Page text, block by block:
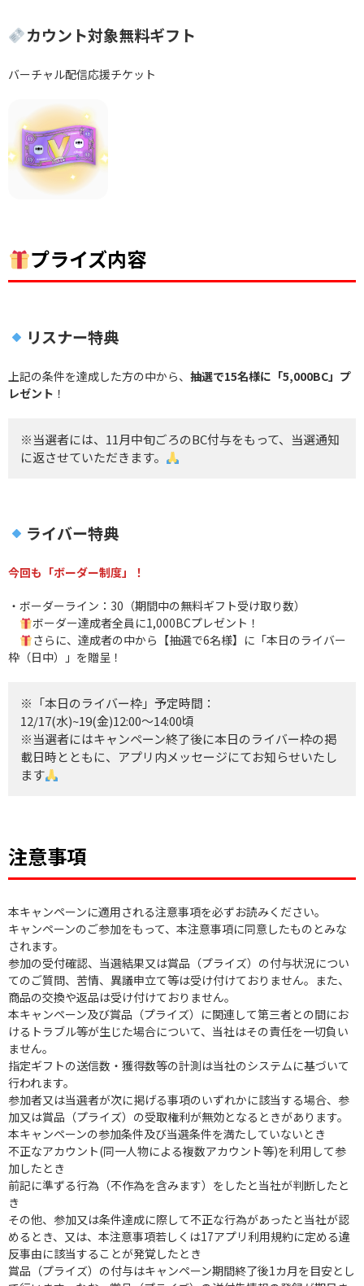
カウント対象無料ギフト
バーチャル配信応援チケット
プライズ内容
リスナー特典
上記の条件を達成した方の中から、 抽選で15名様に「5,000BC」プ
レゼント ！
※当選者には、11月中旬ごろのBC付与をもって、当選通知
に返させていただきます。
ライバー特典
今回も「ボーダー制度」！
・ボーダーライン：30（期間中の無料ギフト受け取り数）
ボーダー達成者全員に1,000BCプレゼント！
さらに、達成者の中から【抽選で6名様】に「本日のライバー
枠（日中）」を贈呈！
※「本日のライバー枠」予定時間：
12/17(水)~19(金)12:00〜14:00頃
※当選者にはキャンペーン終了後に本日のライバー枠の掲
載日時とともに、アプリ内メッセージにてお知らせいたし
ます
注意事項
本キャンペーンに適用される注意事項を必ずお読みください。
キャンペーンのご参加をもって、本注意事項に同意したものとみな
されます。
参加の受付確認、当選結果又は賞品（プライズ）の付与状況につい
てのご質問、苦情、異議申立て等は受け付けておりません。また、
商品の交換や返品は受け付けておりません。
本キャンペーン及び賞品（プライズ）に関連して第三者との間にお
けるトラブル等が生じた場合について、当社はその責任を一切負い
ません。
指定ギフトの送信数・獲得数等の計測は当社のシステムに基づいて
行われます。
参加者又は当選者が次に掲げる事項のいずれかに該当する場合、参
加又は賞品（プライズ）の受取権利が無効となるときがあります。
本キャンペーンの参加条件及び当選条件を満たしていないとき
不正なアカウント(同一人物による複数アカウント等)を利用して参
加したとき
前記に準ずる行為（不作為を含みます）をしたと当社が判断したと
き
その他、参加又は条件達成に際して不正な行為があったと当社が認
めるとき、又は、本注意事項若しくは17アプリ利用規約に定める違
反事由に該当することが発覚したとき
賞品（プライズ）の付与はキャンペーン期間終了後1カ月を目安とし